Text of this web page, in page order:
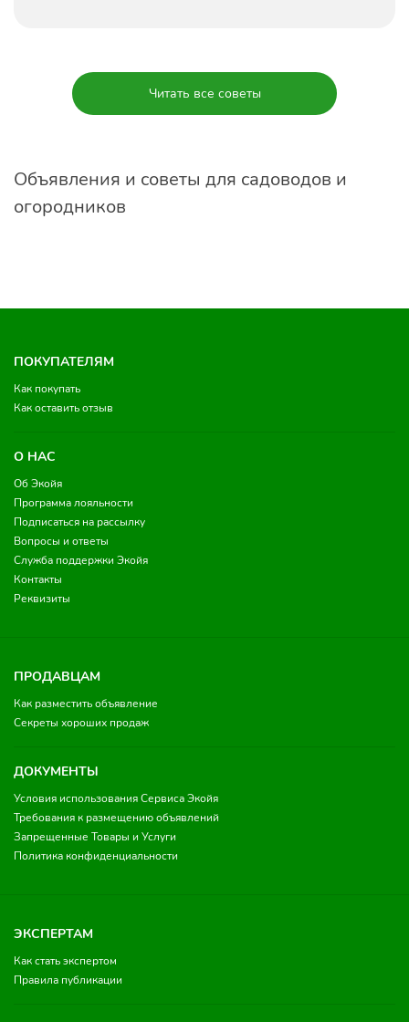
Читать все советы
Объявления и советы для садоводов и
огородников
ПОКУПАТЕЛЯМ
Как покупать
Как оставить отзыв
О НАС
Об Экойя
Программа лояльности
Подписаться на рассылку
Вопросы и ответы
Служба поддержки Экойя
Контакты
Реквизиты
ПРОДАВЦАМ
Как разместить объявление
Секреты хороших продаж
ДОКУМЕНТЫ
Условия использования Сервиса Экойя
Требования к размещению объявлений
Запрещенные Товары и Услуги
Политика конфиденциальности
ЭКСПЕРТАМ
Как стать экспертом
Правила публикации